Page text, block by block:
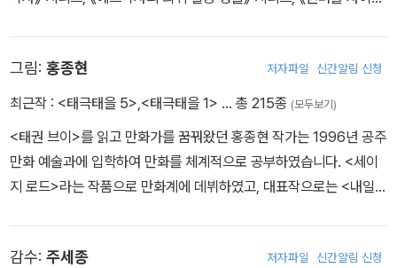
그림: 홍종현 저자파일 신간알림 신청
최근작 : <태극태을 5>,<태극태을 1> … 총 215종 (모두보기)
<태권 브이>를 읽고 만화가를 꿈꿔왔던 홍종현 작가는 1996년 공주
만화 예술과에 입학하여 만화를 체계적으로 공부하였습니다. <세이
지 로드>라는 작품으로 만화계에 데뷔하였고, 대표작으로는 <내일은
감수: 주세종 저자파일 신간알림 신청